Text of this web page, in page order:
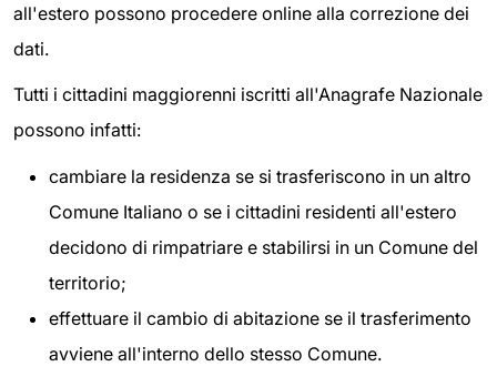
all'estero possono procedere online alla correzione dei
dati.
Tutti i cittadini maggiorenni iscritti all'Anagrafe Nazionale
possono infatti:
cambiare la residenza se si trasferiscono in un altro
Comune Italiano o se i cittadini residenti all'estero
decidono di rimpatriare e stabilirsi in un Comune del
territorio;
effettuare il cambio di abitazione se il trasferimento
avviene all'interno dello stesso Comune.